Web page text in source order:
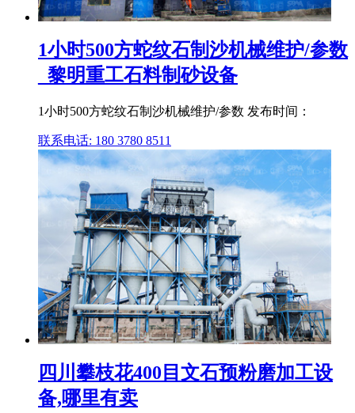
1小时500方蛇纹石制沙机械维护/参数
_黎明重工石料制砂设备
1小时500方蛇纹石制沙机械维护/参数 发布时间：
联系电话: 180 3780 8511
四川攀枝花400目文石预粉磨加工设
备,哪里有卖